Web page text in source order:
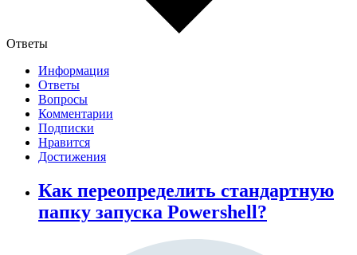
Ответы
Информация
Ответы
Вопросы
Комментарии
Подписки
Нравится
Достижения
Как переопределить стандартную
папку запуска Powershell?